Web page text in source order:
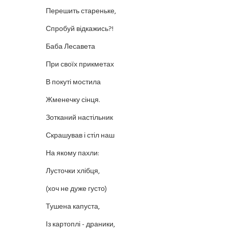
Перешить стареньке,
Спробуй відкажись?!
Баба Лесавета
При своїх прикметах
В покуті мостила
Жменечку сінця.
Зотканий настільник
Скрашував і стіл наш
На якому пахли:
Лусточки хлібця,
(хоч не дуже густо)
Тушена капуста,
Із картоплі - драники,